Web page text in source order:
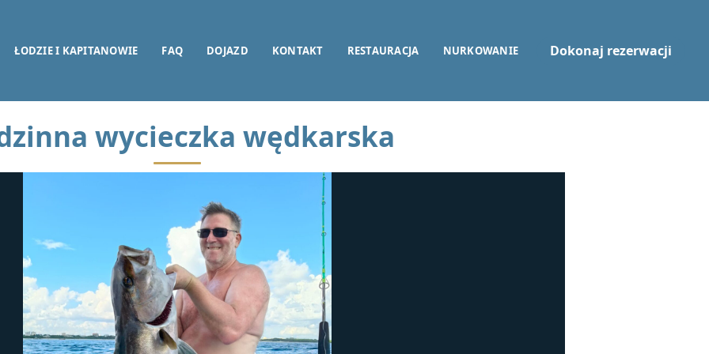
ŁODZIE I KAPITANOWIE FAQ DOJAZD KONTAKT RESTAURACJA NURKOWANIE Dokonaj rezerwacji
wycieczka wędkarska